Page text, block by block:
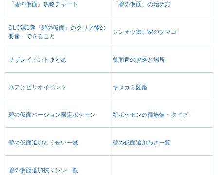
「碧の仮面」攻略チャート 「碧の仮面」の始め方
DLC第1弾『碧の仮面』のクリア後の
要素・できること
シンオウ御三家のタマゴ
サザレイベントまとめ 鬼面衆の攻略と場所
ネアとビリオイベント キタカミ図鑑
碧の仮面バージョン限定ポケモン 新ポケモンの種族値・タイプ
碧の仮面追加とくせい一覧 碧の仮面追加わざ一覧
碧の仮面追加技マシン一覧